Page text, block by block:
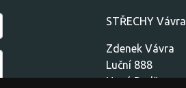
STŘECHY Vávra
Zdenek Vávra
Luční 888
Nový Bydžov